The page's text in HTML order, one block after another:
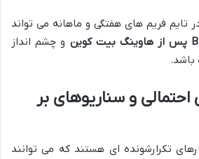
تایم فریم های هفتگی و ماهانه می تواند
و چشم انداز
باشد.
احتمالی و سناریوهای بر
تکرارشونده ای هستند که می توانند